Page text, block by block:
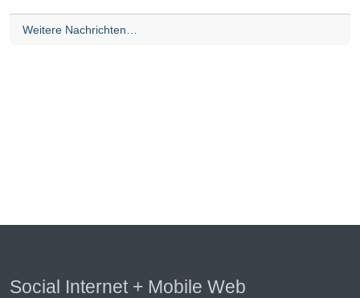
Weitere Nachrichten…
Social Internet + Mobile Web